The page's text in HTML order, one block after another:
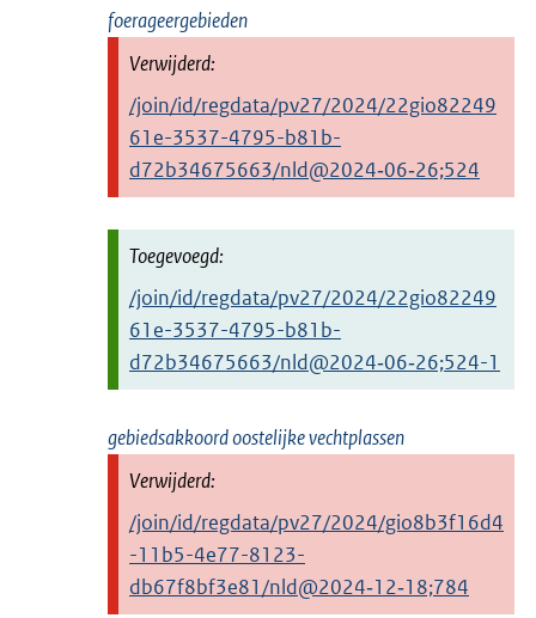
foerageergebieden
/join/id/regdata/pv27/2024/22gio82249
61e-3537-4795-b81b-
d72b34675663/nld@2024‑06‑26;524
/join/id/regdata/pv27/2024/22gio82249
61e-3537-4795-b81b-
d72b34675663/nld@2024‑06‑26;524-1
gebiedsakkoord oostelijke vechtplassen
/join/id/regdata/pv27/2024/gio8b3f16d4
-11b5-4e77-8123-
db67f8bf3e81/nld@2024‑12‑18;784